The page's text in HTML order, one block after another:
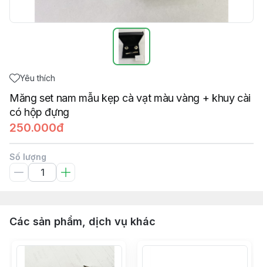
Yêu thích
Măng set nam mẫu kẹp cà vạt màu vàng + khuy cài
có hộp đựng
250.000đ
Số lượng
Các sản phẩm, dịch vụ khác